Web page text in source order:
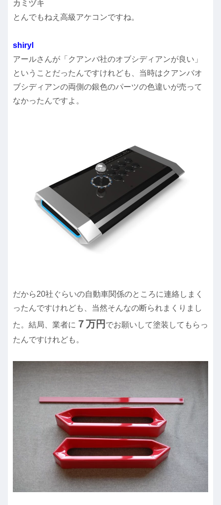
カミヅキ
とんでもねえ高級アケコンですね。
shiryl
アールさんが「クアンバ社のオブシディアンが良い」
ということだったんですけれども、当時はクアンバオ
ブシディアンの両側の銀色のパーツの色違いが売って
なかったんですよ。
だから20社ぐらいの自動車関係のところに連絡しまく
ったんですけれども、当然そんなの断られまくりまし
た。結局、業者に ７万円 でお願いして塗装してもらっ
たんですけれども。